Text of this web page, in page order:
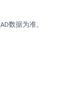
AD数据为准。